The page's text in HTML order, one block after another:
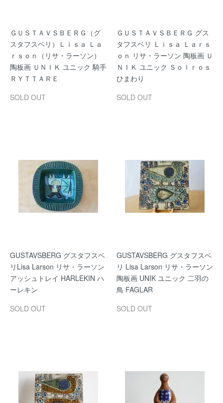
ＧＵＳＴＡＶＳＢＥＲＧ（グ
スタフスベリ）Ｌｉｓａ Ｌａ
ｒｓｏｎ（リサ・ラーソン）
陶板画 ＵＮＩＫ ユニック 騎手
ＲＹＴＴＡＲＥ
SOLD OUT
ＧＵＳＴＡＶＳＢＥＲＧ グス
タフスベリ Ｌｉｓａ Ｌａｒｓ
ｏｎ リサ・ラーソン 陶板画 Ｕ
ＮＩＫ ユニック Ｓｏｌｒｏｓ
ひまわり
SOLD OUT
GUSTAVSBERG グスタフスベ
リLisa Larson リサ・ラーソン
アッシュトレイ HARLEKIN ハ
ーレキン
SOLD OUT
GUSTAVSBERG グスタフスベ
リ Lisa Larson リサ・ラーソン
陶板画 UNIK ユニック 二羽の
鳥 FAGLAR
SOLD OUT